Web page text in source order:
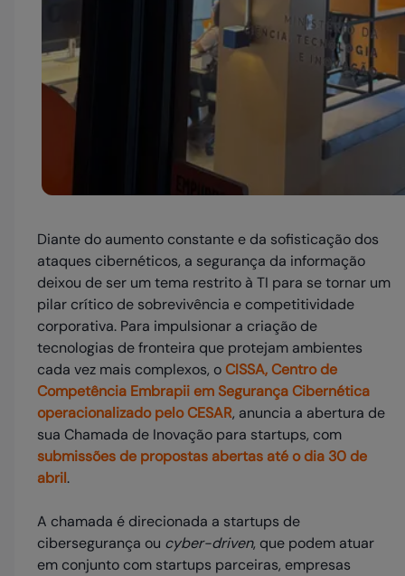
Diante do aumento constante e da sofisticação dos
ataques cibernéticos, a segurança da informação
deixou de ser um tema restrito à TI para se tornar um
pilar crítico de sobrevivência e competitividade
corporativa. Para impulsionar a criação de
tecnologias de fronteira que protejam ambientes
cada vez mais complexos, oCISSA, Centro de
Competência Embrapii em Segurança Cibernética
operacionalizado pelo CESAR, anuncia a abertura de
sua Chamada de Inovação para startups, com
submissões de propostas abertas até o dia 30 de
abril.
A chamada é direcionada a startups de
cibersegurança ou cyber-driven, que podem atuar
em conjunto com startups parceiras, empresas